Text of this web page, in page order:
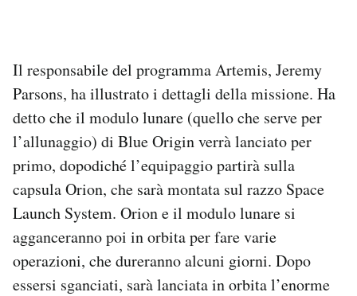
Il responsabile del programma Artemis, Jeremy
Parsons, ha illustrato i dettagli della missione. Ha
detto che il modulo lunare (quello che serve per
l’allunaggio) di Blue Origin verrà lanciato per
primo, dopodiché l’equipaggio partirà sulla
capsula Orion, che sarà montata sul razzo Space
Launch System. Orion e il modulo lunare si
agganceranno poi in orbita per fare varie
operazioni, che dureranno alcuni giorni. Dopo
essersi sganciati, sarà lanciata in orbita l’enorme